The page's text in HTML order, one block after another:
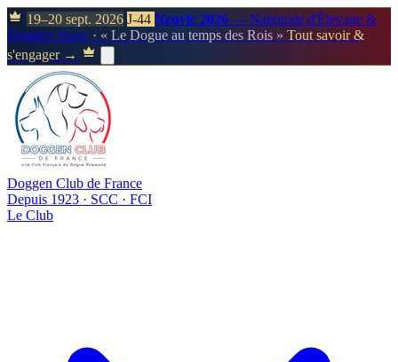
19–20 sept. 2026 J-44 Neuvic 2026 — Nationale d'Élevage &
Doggen Show · « Le Dogue au temps des Rois » Tout savoir &
s'engager →
Doggen Club de France
Depuis 1923 · SCC · FCI
Le Club